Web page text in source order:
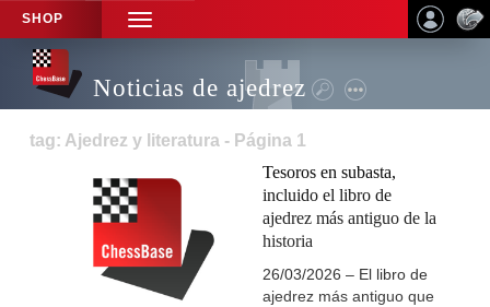
SHOP
TOGGLE
NAVIGATION
Noticias de ajedrez
tag: Ajedrez y literatura - Página 1
Tesoros en subasta,
incluido el libro de
ajedrez más antiguo de la
historia
26/03/2026 – El libro de
ajedrez más antiguo que